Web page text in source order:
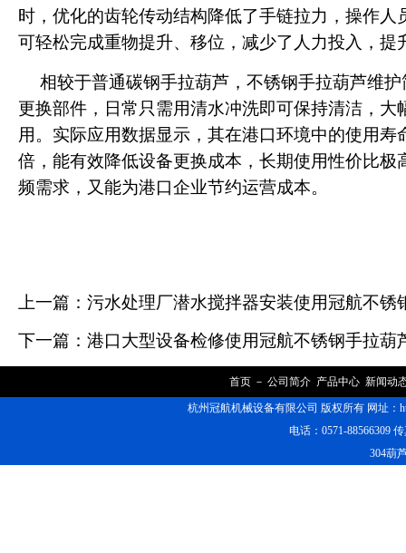
时，优化的齿轮传动结构降低了手链拉力，操作人
可轻松完成重物提升、移位，减少了人力投入，提
相较于普通碳钢手拉葫芦，不锈钢手拉葫芦维
更换部件，日常只需用清水冲洗即可保持清洁，大
用。实际应用数据显示，其在港口环境中的使用寿
倍，能有效降低设备更换成本，长期使用性价比极
频需求，又能为港口企业节约运营成本。
上一篇： 污水处理厂潜水搅拌器安装使用冠航不锈
下一篇： 港口大型设备检修使用冠航不锈钢手拉葫
首页 － 公司简介 产品中心 新闻动
杭州冠航机械设备有限公司 版权所有 网址：
电话：0571-88566309
304葫